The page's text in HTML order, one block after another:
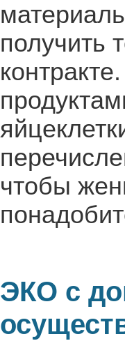
получить
чтобы
ЭКО с